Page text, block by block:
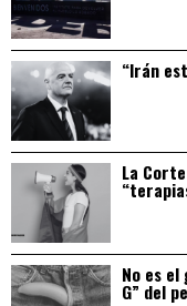
“Irán
La
No es
G” del